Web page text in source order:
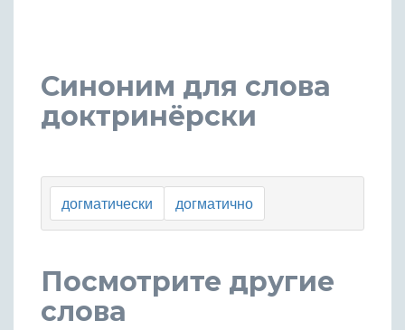
Синоним для слова
доктринёрски
догматически догматично
Посмотрите другие
слова